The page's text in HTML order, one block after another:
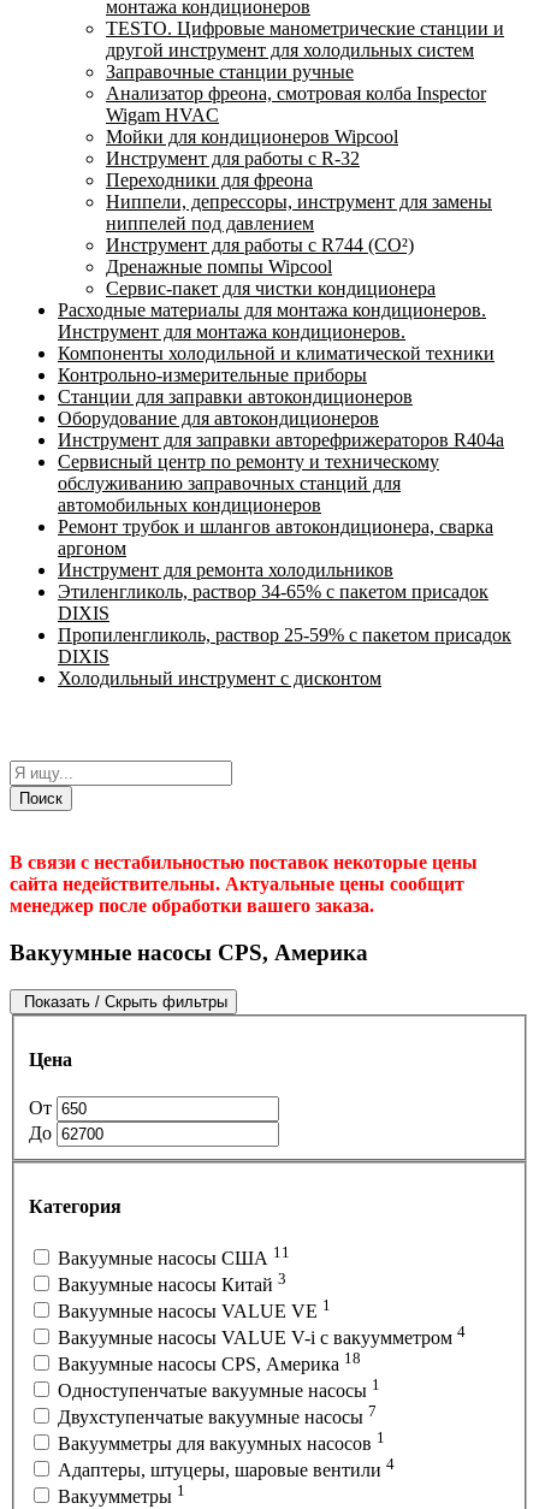
монтажа кондиционеров
TESTO. Цифровые манометрические станции и
другой инструмент для холодильных систем
Заправочные станции ручные
Анализатор фреона, смотровая колба Inspector
Wigam HVAC
Мойки для кондиционеров Wipcool
Инструмент для работы с R-32
Переходники для фреона
Ниппели, депрессоры, инструмент для замены
ниппелей под давлением
Инструмент для работы с R744 (CO²)
Дренажные помпы Wipcool
Сервис-пакет для чистки кондиционера
Расходные материалы для монтажа кондиционеров.
Инструмент для монтажа кондиционеров.
Компоненты холодильной и климатической техники
Контрольно-измерительные приборы
Станции для заправки автокондиционеров
Оборудование для автокондиционеров
Инструмент для заправки авторефрижераторов R404a
Сервисный центр по ремонту и техническому
обслуживанию заправочных станций для
автомобильных кондиционеров
Ремонт трубок и шлангов автокондиционера, сварка
аргоном
Инструмент для ремонта холодильников
Этиленгликоль, раствор 34-65% с пакетом присадок
DIXIS
Пропиленгликоль, раствор 25-59% с пакетом присадок
DIXIS
Холодильный инструмент с дисконтом
Поиск
В связи с нестабильностью поставок некоторые цены
сайта недействительны. Актуальные цены сообщит
менеджер после обработки вашего заказа.
Вакуумные насосы CPS, Америка
Показать / Скрыть фильтры
Цена
От
До
Категория
Вакуумные насосы США 11
Вакуумные насосы Китай 3
Вакуумные насосы VALUE VE 1
Вакуумные насосы VALUE V-i с вакуумметром 4
Вакуумные насосы CPS, Америка 18
Одноступенчатые вакуумные насосы 1
Двухступенчатые вакуумные насосы 7
Вакуумметры для вакуумных насосов 1
Адаптеры, штуцеры, шаровые вентили 4
Вакуумметры 1